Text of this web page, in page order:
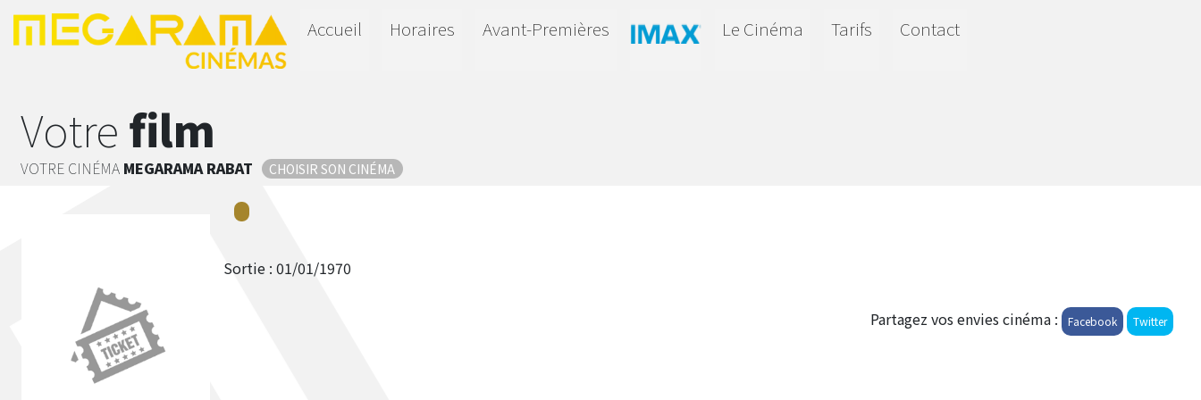
Accueil Horaires Avant-Premières Le Cinéma Tarifs Contact
Votre film
VOTRE CINÉMA MEGARAMARABAT CHOISIR SON CINÉMA
Sortie : 01/01/1970
Partagez vos envies cinéma : Facebook Twitter